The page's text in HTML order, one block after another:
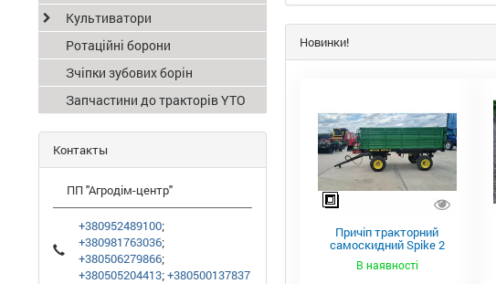
Новинки!
Причіп тракторний
самоскидний Spike 2
В наявності
Культиватори
Ротаційні борони
Зчіпки зубових борін
Запчастини до тракторів YTO
Контакты
ПП "Агродім-центр"
+380952489100;
+380981763036;
+380506279866;
+380505204413;+380500137837